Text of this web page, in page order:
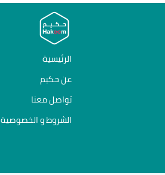
الرئيسية
عن حكيم
تواصل معنا
الشروط و الخصوصية